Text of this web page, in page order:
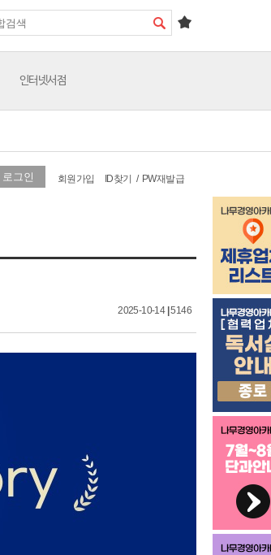
인터넷서점
회원가입 ID찾기 / PW재발급
2025-10-14 |5146